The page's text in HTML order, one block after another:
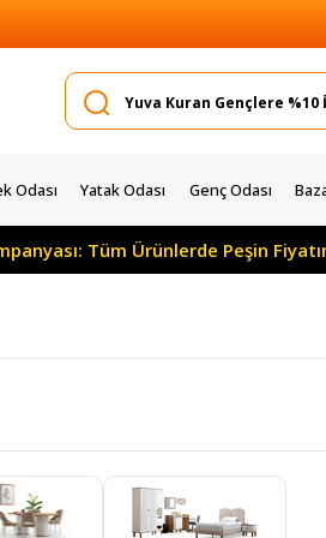
Odası Yatak Odası Genç Odası
Ürünlerde Peşin Fiyatına 3 Ay